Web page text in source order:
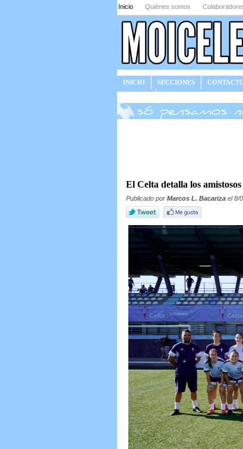
Inicio Quiénes somos
INICIO SECCIONES
El Celta detalla los
Publicado por Marcos L. Bacariza el 8/